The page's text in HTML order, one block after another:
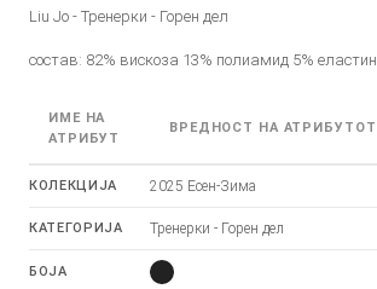
Liu Jo - Тренерки - Горен дел
состав: 82% вискоза 13% полиамид 5% еластин
ИМЕ НА
АТРИБУТ
ВРЕДНОСТ НА АТРИБУТОТ
КОЛЕКЦИЈА 2025 Есен-Зима
КАТЕГОРИЈА Тренерки - Горен дел
БОЈА